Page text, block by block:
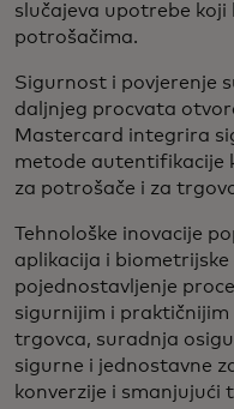
slučajeva upotrebe
potrošačima.
Sigurnost i povjerenje
daljnjeg procvata
Mastercard integrira
metode autentifikacije
za potrošače i za
Tehnološke inovacije
aplikacija i
pojednostavljenje
sigurnijim i praktičnijim
trgovca, suradnja
sigurne i jednostavne
konverzije i smanjujući